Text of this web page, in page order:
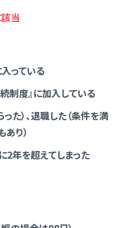
当
っている
制度』に加入している
た）、退職した（条件を満
り）
2年を超えてしまった